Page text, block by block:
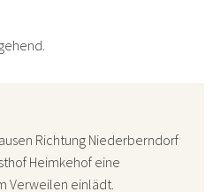
Richtung Niederberndorf
Heimkehofeine
Verweilen einlädt.